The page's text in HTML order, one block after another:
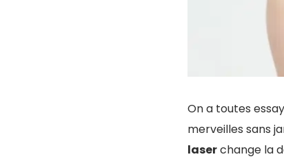
On a toutes
merveilles sans
laserchange la